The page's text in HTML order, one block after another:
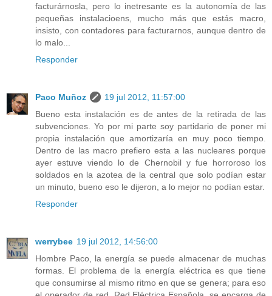
facturárnosla, pero lo inetresante es la autonomía de las
pequeñas instalacioens, mucho más que estás macro,
insisto, con contadores para facturarnos, aunque dentro de
lo malo...
Responder
Paco Muñoz
19 jul 2012, 11:57:00
Bueno esta instalación es de antes de la retirada de las
subvenciones. Yo por mi parte soy partidario de poner mi
propia instalación que amortizaría en muy poco tiempo.
Dentro de las macro prefiero esta a las nucleares porque
ayer estuve viendo lo de Chernobil y fue horroroso los
soldados en la azotea de la central que solo podían estar
un minuto, bueno eso le dijeron, a lo mejor no podían estar.
Responder
werrybee 19 jul 2012, 14:56:00
Hombre Paco, la energía se puede almacenar de muchas
formas. El problema de la energía eléctrica es que tiene
que consumirse al mismo ritmo en que se genera; para eso